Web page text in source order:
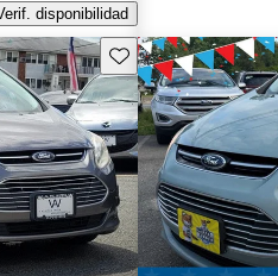
disponibilidad
Guarda este Aviso